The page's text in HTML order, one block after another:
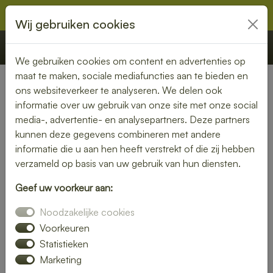
€ 0,00 Offerte Bestellen
Nederland» Oosterstreek
Lunch laten bezorgen in
Oosterstreek – gezond, vers
en gemakkelijk
in Oosterstreek en geniet van verse gerechten op jouw
gewenste locatie. Van kleurrijke salades tot knapperige
broodjes – wij bezorgen jouw lunch vers en op tijd.
Plaats eenvoudig je bestelling online en laat je verrassen
Wij gebruiken cookies
We gebruiken cookies om content en advertenties op
maat te maken, sociale mediafuncties aan te bieden en
ons websiteverkeer te analyseren. We delen ook
informatie over uw gebruik van onze site met onze social
media-, advertentie- en analysepartners. Deze partners
kunnen deze gegevens combineren met andere
informatie die u aan hen heeft verstrekt of die zij hebben
verzameld op basis van uw gebruik van hun diensten.
Geef uw voorkeur aan:
Noodzakelijke cookies
Voorkeuren
Statistieken
Marketing